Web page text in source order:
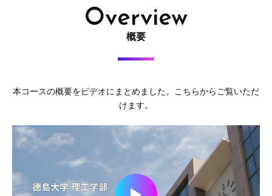
Overview
概要
本コースの概要をビデオにまとめました。こちらからご覧いただ
けます。